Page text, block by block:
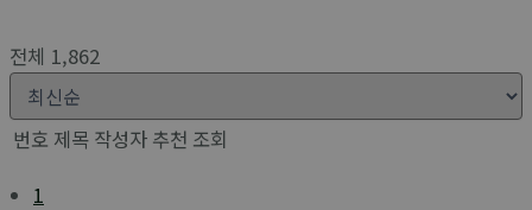
전체 1,862
번호 제목 작성자 추천 조회
1